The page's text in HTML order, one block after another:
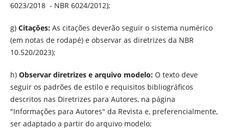
6023/2018 - NBR 6024/2012);
g) Citações: As citações deverão seguir o sistema numérico
(em notas de rodapé) e observar as diretrizes da NBR
10.520/2023);
h) Observar diretrizes e arquivo modelo: O texto deve
seguir os padrões de estilo e requisitos bibliográficos
descritos nas Diretrizes para Autores, na página
"Informações para Autores" da Revista e, preferencialmente,
ser adaptado a partir do arquivo modelo;